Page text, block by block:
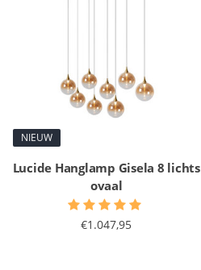
NIEUW
Lucide Hanglamp Gisela 8 lichts
ovaal
€1.047,95